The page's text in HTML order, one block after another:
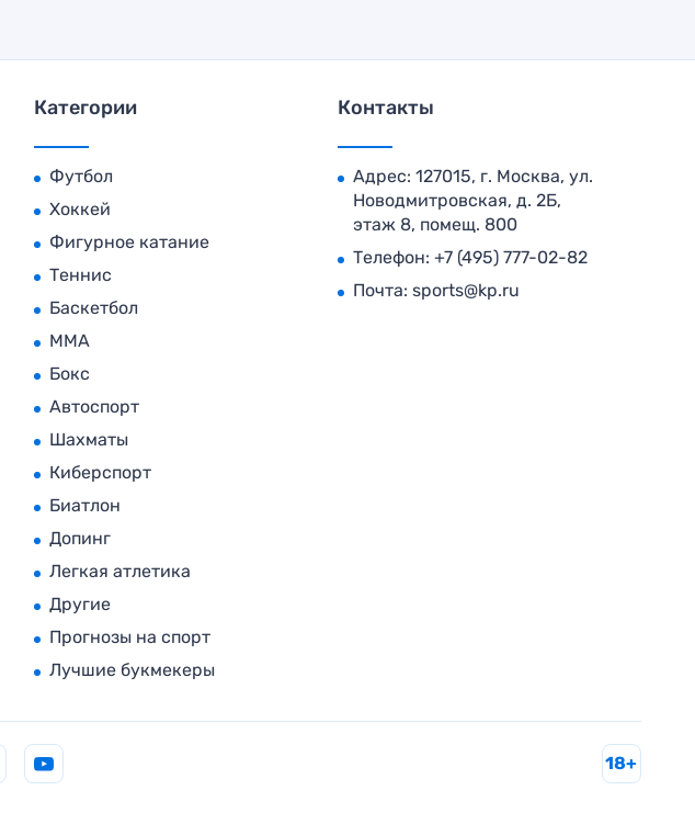
Категории
Футбол
Хоккей
Фигурное катание
Теннис
Баскетбол
MMA
Бокс
Автоспорт
Шахматы
Киберспорт
Биатлон
Допинг
Легкая атлетика
Другие
Прогнозы на спорт
Лучшие букмекеры
Контакты
Адрес: 127015, г. Москва, ул.
Новодмитровская, д. 2Б,
этаж 8, помещ. 800
Телефон: +7 (495) 777-02-82
Почта: sports@kp.ru
18+